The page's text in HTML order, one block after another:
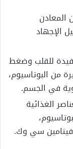
المعادن
الإجهاد
للقلب وضغط
من البوتاسيوم،
في الجسم.
الغذائية
سي وك.